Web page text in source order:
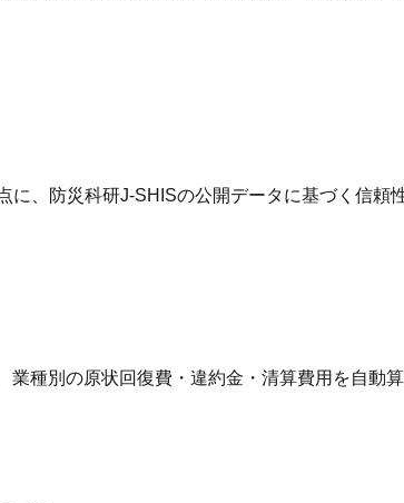
、防災科研J-SHISの公開データに基づく信頼
種別の原状回復費・違約金・清算費用を自動